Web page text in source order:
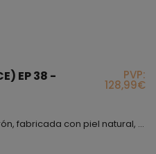
EP 38 -
PVP:
128,99€
Bota touring corta en color marrón, fabricada con piel natural, incorpora protector de tobillos, el forro interior es muy resistente; exteriormente encontraréis un refuerzo de piel en la zona del cambio de marchas, la sujeción es mediante cordoneras, si te fijas, lleva un collarín de microfibra para que el movimiento sea agradable a tu piel, también en la parte trasera hemos puesto un tirador para facilitarte la puesta. Sinceramente, el modelo Verona es un botín muy f�...